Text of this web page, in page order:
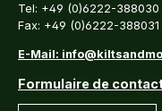
Tel: +49 (0)6222-388030
Fax: +49 (0)6222-388031
E-Mail:
Formulaire de